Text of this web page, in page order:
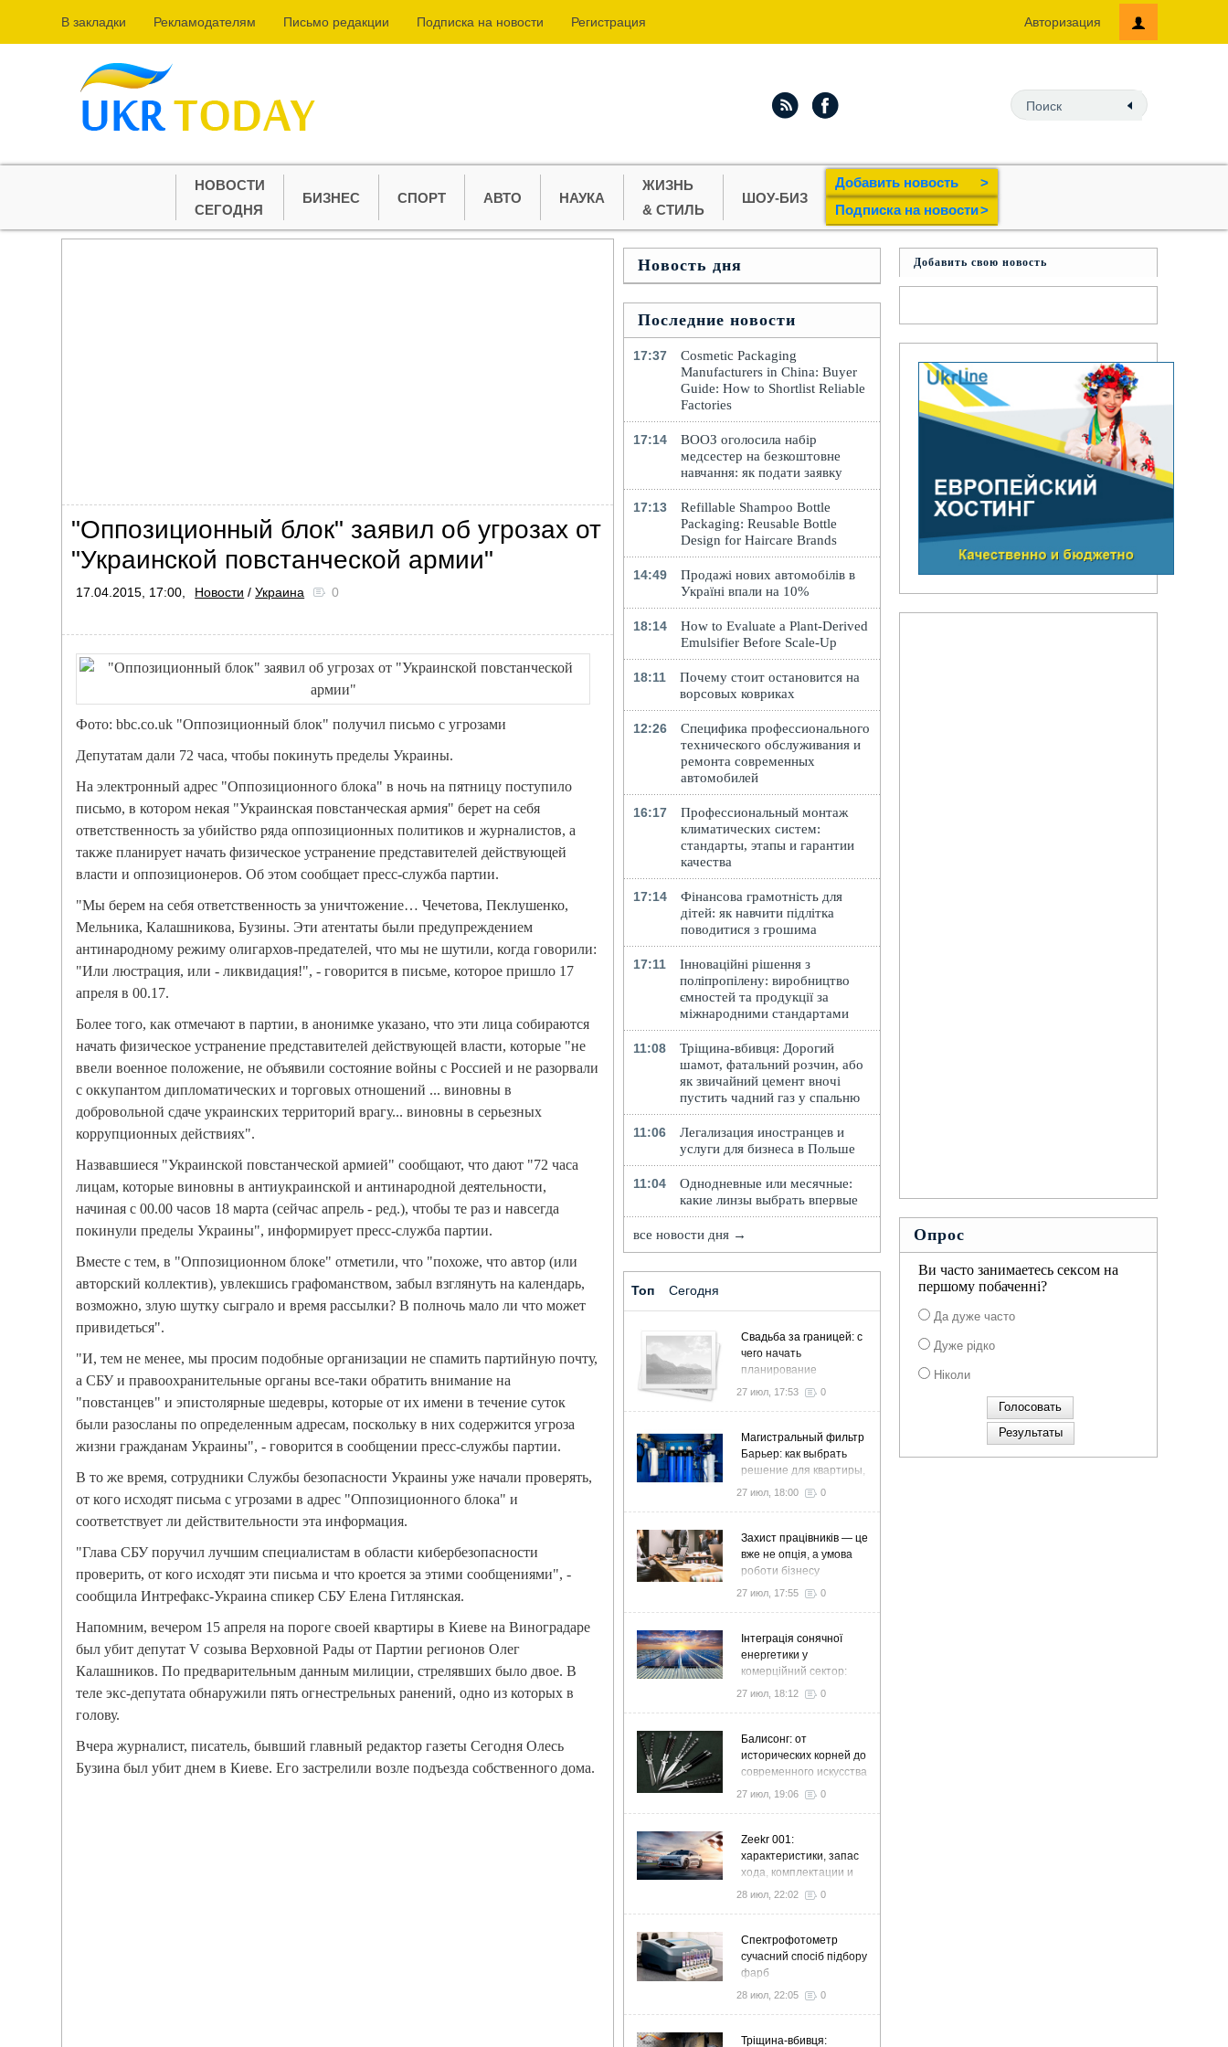
В закладки Рекламодателям Письмо редакции Подпиcка на новости Регистрация Авторизация
НОВОСТИ
СЕГОДНЯ
БИЗНЕС СПОРТ АВТО НАУКА
ЖИЗНЬ
& СТИЛЬ
ШОУ-БИЗ
Добавить новость
>
Подпиcка на новости>
"Оппозиционный блок" заявил об угрозах от
"Украинской повстанческой армии"
17.04.2015, 17:00, Новости /Украина 0
Фото: bbc.co.uk "Оппозиционный блок" получил письмо с угрозами
Депутатам дали 72 часа, чтобы покинуть пределы Украины.
На электронный адрес "Оппозиционного блока" в ночь на пятницу поступило
письмо, в котором некая "Украинская повстанческая армия" берет на себя
ответственность за убийство ряда оппозиционных политиков и журналистов, а
также планирует начать физическое устранение представителей действующей
власти и оппозиционеров. Об этом сообщает пресс-служба партии.
"Мы берем на себя ответственность за уничтожение… Чечетова, Пеклушенко,
Мельника, Калашникова, Бузины. Эти атентаты были предупреждением
антинародному режиму олигархов-предателей, что мы не шутили, когда говорили:
"Или люстрация, или - ликвидация!", - говорится в письме, которое пришло 17
апреля в 00.17.
Более того, как отмечают в партии, в анонимке указано, что эти лица собираются
начать физическое устранение представителей действующей власти, которые "не
ввели военное положение, не объявили состояние войны с Россией и не разорвали
с оккупантом дипломатических и торговых отношений ... виновны в
добровольной сдаче украинских территорий врагу... виновны в серьезных
коррупционных действиях".
Назвавшиеся "Украинской повстанческой армией" сообщают, что дают "72 часа
лицам, которые виновны в антиукраинской и антинародной деятельности,
начиная с 00.00 часов 18 марта (сейчас апрель - ред.), чтобы те раз и навсегда
покинули пределы Украины", информирует пресс-служба партии.
Вместе с тем, в "Оппозиционном блоке" отметили, что "похоже, что автор (или
авторский коллектив), увлекшись графоманством, забыл взглянуть на календарь,
возможно, злую шутку сыграло и время рассылки? В полночь мало ли что может
привидеться".
"И, тем не менее, мы просим подобные организации не спамить партийную почту,
а СБУ и правоохранительные органы все-таки обратить внимание на
"повстанцев" и эпистолярные шедевры, которые от их имени в течение суток
были разосланы по определенным адресам, поскольку в них содержится угроза
жизни гражданам Украины", - говорится в сообщении пресс-службы партии.
В то же время, сотрудники Службы безопасности Украины уже начали проверять,
от кого исходят письма с угрозами в адрес "Оппозиционного блока" и
соответствует ли действительности эта информация.
"Глава СБУ поручил лучшим специалистам в области кибербезопасности
проверить, от кого исходят эти письма и что кроется за этими сообщениями", -
сообщила Интрефакс-Украина спикер СБУ Елена Гитлянская.
Напомним, вечером 15 апреля на пороге своей квартиры в Киеве на Виноградаре
был убит депутат V созыва Верховной Рады от Партии регионов Олег
Калашников. По предварительным данным милиции, стрелявших было двое. В
теле экс-депутата обнаружили пять огнестрельных ранений, одно из которых в
голову.
Вчера журналист, писатель, бывший главный редактор газеты Сегодня Олесь
Бузина был убит днем в Киеве. Его застрелили возле подъезда собственного дома.
Новость дня
Последние новости
17:37
Cosmetic Packaging
Manufacturers in China: Buyer
Guide: How to Shortlist Reliable
Factories
17:14
ВООЗ оголосила набір
медсестер на безкоштовне
навчання: як подати заявку
17:13
Refillable Shampoo Bottle
Packaging: Reusable Bottle
Design for Haircare Brands
14:49
Продажі нових автомобілів в
Україні впали на 10%
18:14
How to Evaluate a Plant-Derived
Emulsifier Before Scale-Up
18:11
Почему стоит остановится на
ворсовых ковриках
12:26
Специфика профессионального
технического обслуживания и
ремонта современных
автомобилей
16:17
Профессиональный монтаж
климатических систем:
стандарты, этапы и гарантии
качества
17:14
Фінансова грамотність для
дітей: як навчити підлітка
поводитися з грошима
17:11
Інноваційні рішення з
поліпропілену: виробництво
ємностей та продукції за
міжнародними стандартами
11:08
Тріщина-вбивця: Дорогий
шамот, фатальний розчин, або
як звичайний цемент вночі
пустить чадний газ у спальню
11:06
Легализация иностранцев и
услуги для бизнеса в Польше
11:04
Однодневные или месячные:
какие линзы выбрать впервые
все новости дня →
Топ Сегодня
Свадьба за границей: с
чего начать
планирование
27 июл, 17:53 0
Магистральный фильтр
Барьер: как выбрать
решение для квартиры,
дома и коттеджа
27 июл, 18:00 0
Захист працівників — це
вже не опція, а умова
роботи бізнесу
27 июл, 17:55 0
Інтеграція сонячної
енергетики у
комерційний сектор:
стратегія розвитку та
27 июл, 18:12 0
Балисонг: от
исторических корней до
современного искусства
флиппинга
27 июл, 19:06 0
Zeekr 001:
характеристики, запас
хода, комплектации и
особенности
28 июл, 22:02 0
Спектрофотометр
сучасний спосіб підбору
фарб
28 июл, 22:05 0
Тріщина-вбивця:
Добавить свою новость
Опрос
Ви часто занимаетесь сексом на
першому побаченні?
Да дуже часто
Дуже рідко
Ніколи